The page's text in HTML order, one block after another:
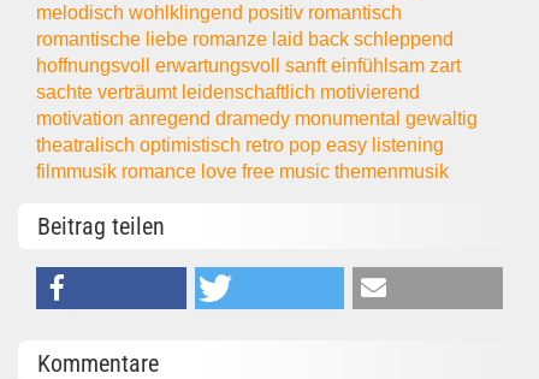
melodischwohlklingend positiv romantisch
romantische liebe romanze laid backschleppend
hoffnungsvollerwartungsvollsanfteinfühlsamzart
sachteverträumt leidenschaftlich motivierend
motivationanregenddramedy monumentalgewaltig
theatralischoptimistisch retro popeasy listening
filmmusik romance lovefree musicthemenmusik
Beitrag teilen
Kommentare